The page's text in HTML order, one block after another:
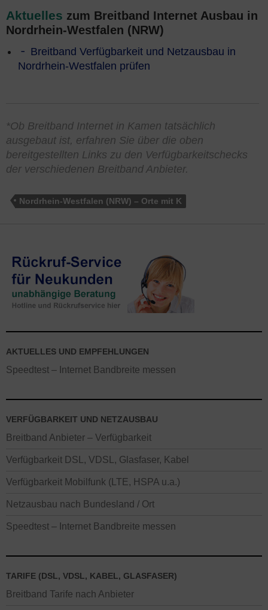
Aktuelles zum Breitband Internet Ausbau in
Nordrhein-Westfalen (NRW)
Breitband Verfügbarkeit und Netzausbau in
Nordrhein-Westfalen prüfen
*Ob Breitband Internet in Kamen tatsächlich
ausgebaut ist, erfahren Sie über die oben
bereitgestellten Links zu den Verfügbarkeitschecks
der verschiedenen Breitband Anbieter.
Nordrhein-Westfalen (NRW) – Orte mit K
AKTUELLES UND EMPFEHLUNGEN
Speedtest – Internet Bandbreite messen
VERFÜGBARKEIT UND NETZAUSBAU
Breitband Anbieter – Verfügbarkeit
Verfügbarkeit DSL, VDSL, Glasfaser, Kabel
Verfügbarkeit Mobilfunk (LTE, HSPA u.a.)
Netzausbau nach Bundesland / Ort
Speedtest – Internet Bandbreite messen
TARIFE (DSL, VDSL, KABEL, GLASFASER)
Breitband Tarife nach Anbieter